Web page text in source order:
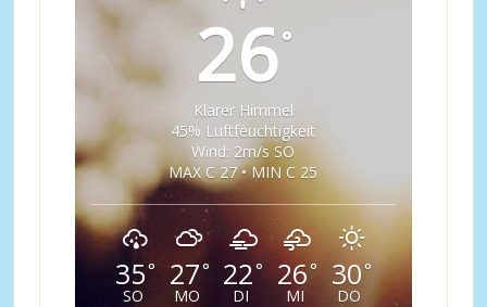
26°
Klarer Himmel
45% Luftfeuchtigkeit
Wind: 2m/s SO
MAX C 27 • MIN C 25
35°
SO
27°
MO
22°
DI
26°
MI
30°
DO